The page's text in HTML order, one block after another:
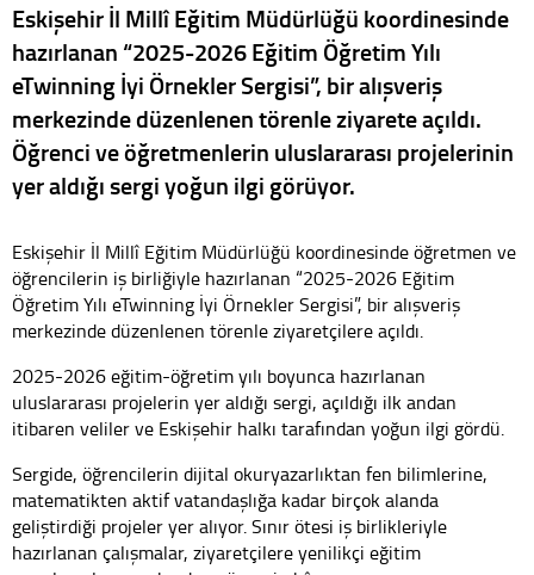
Eskişehir İl Millî Eğitim Müdürlüğü koordinesinde
hazırlanan “2025-2026 Eğitim Öğretim Yılı
eTwinning İyi Örnekler Sergisi”, bir alışveriş
merkezinde düzenlenen törenle ziyarete açıldı.
Öğrenci ve öğretmenlerin uluslararası projelerinin
yer aldığı sergi yoğun ilgi görüyor.
Eskişehir İl Millî Eğitim Müdürlüğü koordinesinde öğretmen ve
öğrencilerin iş birliğiyle hazırlanan “2025-2026 Eğitim
Öğretim Yılı eTwinning İyi Örnekler Sergisi”, bir alışveriş
merkezinde düzenlenen törenle ziyaretçilere açıldı.
2025-2026 eğitim-öğretim yılı boyunca hazırlanan
uluslararası projelerin yer aldığı sergi, açıldığı ilk andan
itibaren veliler ve Eskişehir halkı tarafından yoğun ilgi gördü.
Sergide, öğrencilerin dijital okuryazarlıktan fen bilimlerine,
matematikten aktif vatandaşlığa kadar birçok alanda
geliştirdiği projeler yer alıyor. Sınır ötesi iş birlikleriyle
hazırlanan çalışmalar, ziyaretçilere yenilikçi eğitim